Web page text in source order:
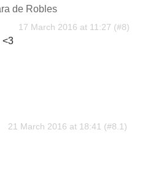
de Robles
17 March 2016 at 11:27
<3
21 March 2016 at 18:41